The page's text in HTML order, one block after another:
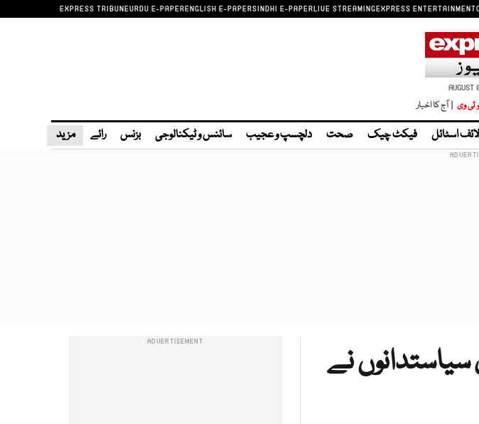
EXPRESS TRIBUNEURDU E-PAPERENGLISH E-PAPERSINDHI E-PAPERLIVE STREAMINGEXPRESS ENTERTAINMENT
ٹی وی | آج کا اخبار
لائف اسٹائل فیکٹ چیک صحت دلچسپ و عجیب سائنس و ٹیکنالوجی بزنس رائے مزید
نے